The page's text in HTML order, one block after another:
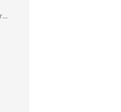
ig.excel.DuplicateConditionalFormat